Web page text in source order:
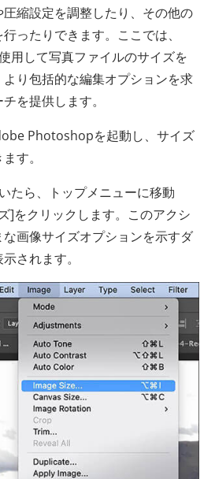
縮設定を調整したり、その他の
ったりできます。ここでは、
用して写真ファイルのサイズを
り包括的な編集オプションを求
を提供します。
Photoshopを起動し、サイズ
す。
たら、トップメニューに移動
]をクリックします。このアクシ
な画像サイズオプションを示すダ
されます。